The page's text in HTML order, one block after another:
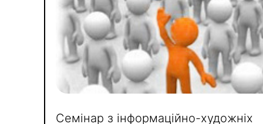
Семінар з інформаційно-художніх